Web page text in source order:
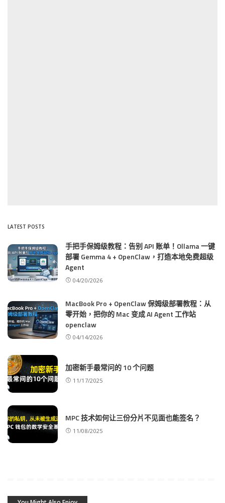
LATEST POSTS
手把手保姆级教程：告别 API 账单！Ollama 一键
部署 Gemma 4 + OpenClaw，打造本地免费超级
Agent
04/20/2026
MacBook Pro + OpenClaw 保姆级部署教程：从
零开始，把你的 Mac 变成 AI Agent 工作站
openclaw
04/14/2026
加密新手最常问的 10 个问题
11/17/2025
MPC 技术如何让三份分片不见面也能签名？
11/08/2025